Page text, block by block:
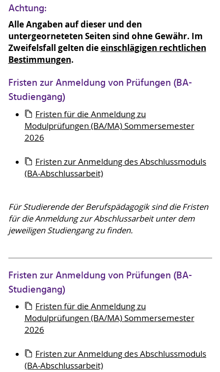
Achtung:
Alle Angaben auf dieser und den
untergeorneteten Seiten sind ohne Gewähr. Im
Zweifelsfall gelten dieeinschlägigen rechtlichen
Bestimmungen.
Fristen zur Anmeldung von Prüfungen (BA-
Studiengang)
Fristen für die Anmeldung zu
Modulprüfungen (BA/MA) Sommersemester
2026
Fristen zur Anmeldung des Abschlussmoduls
(BA-Abschlussarbeit)
Für Studierende der Berufspädagogik sind die Fristen
für die Anmeldung zur Abschlussarbeit unter dem
jeweiligen Studiengang zu finden.
Fristen zur Anmeldung von Prüfungen (BA-
Studiengang)
Fristen für die Anmeldung zu
Modulprüfungen (BA/MA) Sommersemester
2026
Fristen zur Anmeldung des Abschlussmoduls
(BA-Abschlussarbeit)